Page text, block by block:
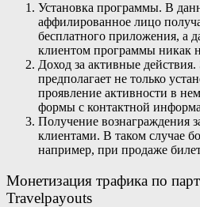
Установка программы. В
аффилированное лицо
бесплатного приложения, а
клиентом программы никак
Доход за активные действия.
предполагает не только
проявление активности в
формы с контактной
Получение вознаграждения
клиентами. В таком случае
например, при продаже
Монетизация трафика по
Travelpayouts